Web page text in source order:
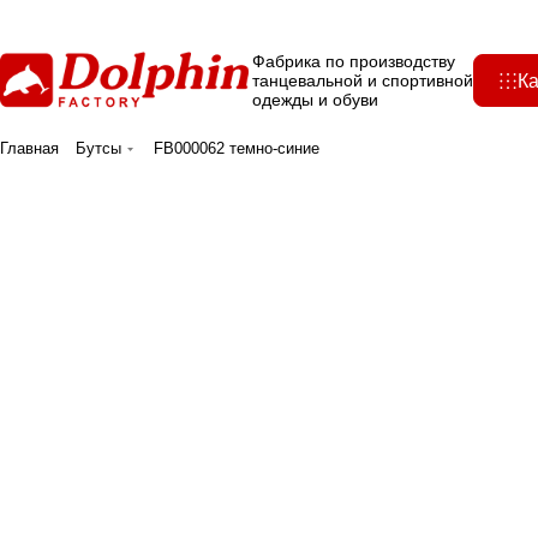
Фабрика по производству
танцевальной и спортивной
одежды и обуви
Главная Бутсы FB000062 темно-синие